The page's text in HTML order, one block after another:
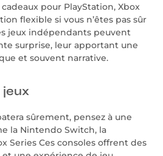
cadeaux pour PlayStation, Xbox
flexible si vous n’êtes pas sûr
jeux indépendants peuvent
surprise, leur apportant une
et souvent narrative.
jeux
sûrement, pensez à une
la Nintendo Switch, la
Series Ces consoles offrent des